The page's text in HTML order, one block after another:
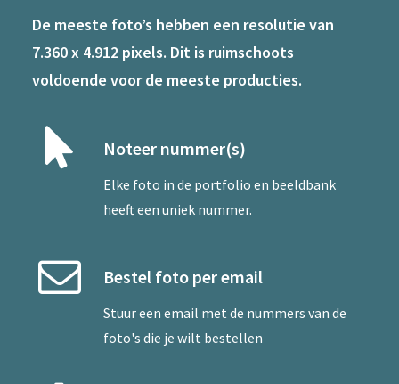
De meeste foto’s hebben een resolutie van
7.360 x 4.912 pixels. Dit is ruimschoots
voldoende voor de meeste producties.
Noteer nummer(s)
Elke foto in de portfolio en beeldbank
heeft een uniek nummer.
Bestel foto per email
Stuur een email met de nummers van de
foto's die je wilt bestellen